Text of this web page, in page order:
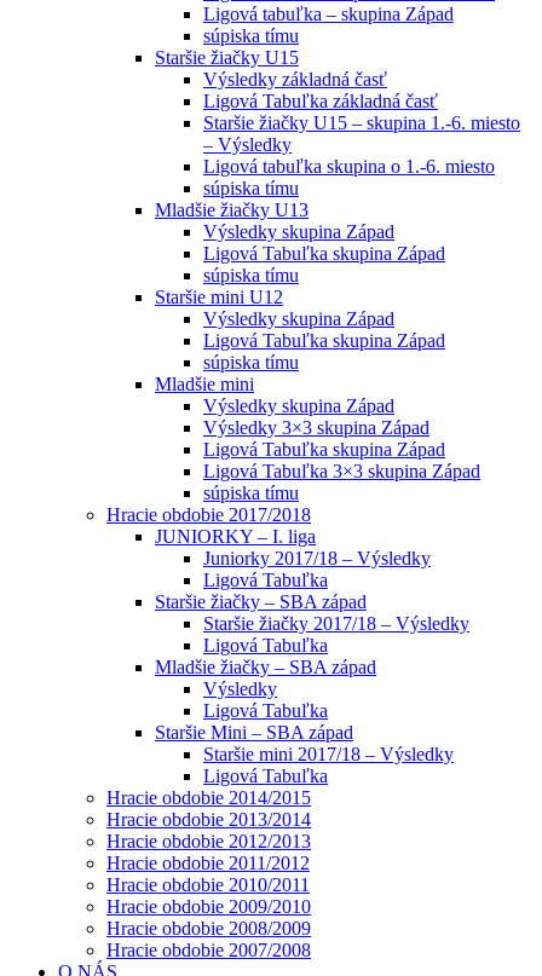
Ligová tabuľka – skupina Západ
súpiska tímu
Staršie žiačky U15
Výsledky základná časť
Ligová Tabuľka základná časť
Staršie žiačky U15 – skupina 1.-6. miesto
– Výsledky
Ligová tabuľka skupina o 1.-6. miesto
súpiska tímu
Mladšie žiačky U13
Výsledky skupina Západ
Ligová Tabuľka skupina Západ
súpiska tímu
Staršie mini U12
Výsledky skupina Západ
Ligová Tabuľka skupina Západ
súpiska tímu
Mladšie mini
Výsledky skupina Západ
Výsledky 3×3 skupina Západ
Ligová Tabuľka skupina Západ
Ligová Tabuľka 3×3 skupina Západ
súpiska tímu
Hracie obdobie 2017/2018
JUNIORKY – I. liga
Juniorky 2017/18 – Výsledky
Ligová Tabuľka
Staršie žiačky – SBA západ
Staršie žiačky 2017/18 – Výsledky
Ligová Tabuľka
Mladšie žiačky – SBA západ
Výsledky
Ligová Tabuľka
Staršie Mini – SBA západ
Staršie mini 2017/18 – Výsledky
Ligová Tabuľka
Hracie obdobie 2014/2015
Hracie obdobie 2013/2014
Hracie obdobie 2012/2013
Hracie obdobie 2011/2012
Hracie obdobie 2010/2011
Hracie obdobie 2009/2010
Hracie obdobie 2008/2009
Hracie obdobie 2007/2008
O NÁS